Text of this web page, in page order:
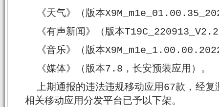
《天气》（版本
《有声新闻》（版本
《音乐》（版本
《媒体》（版本7.8，长安预装应用）。
上期通报的违法违规移动应用67款，经
相关移动应用分发平台已予以下架。